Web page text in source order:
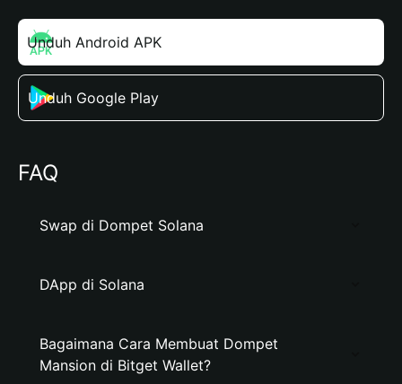
Unduh Android APK
Unduh Google Play
FAQ
Swap di Dompet Solana
DApp di Solana
Bagaimana Cara Membuat Dompet
Mansion di Bitget Wallet?